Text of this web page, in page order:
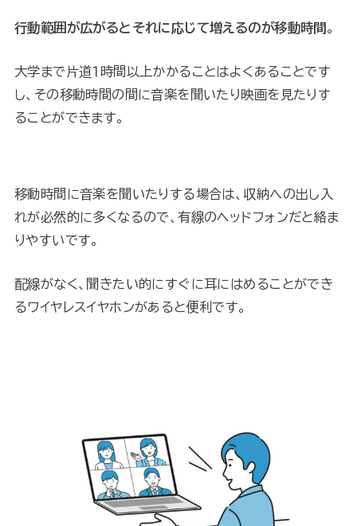
行動範囲が広がるとそれに応じて増えるのが移動時間 。
大学まで片道１時間以上かかることはよくあることです
し、その移動時間の間に音楽を聞いたり映画を見たりす
ることができます。
移動時間に音楽を聞いたりする場合は、収納への出し入
れが必然的に多くなるので、有線のヘッドフォンだと絡ま
りやすいです。
配線がなく、聞きたい的にすぐに耳にはめることができ
るワイヤレスイヤホンがあると便利です。